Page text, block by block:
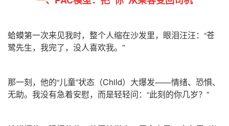
蛤蟆第一次来见我时，整个人缩在沙发里，眼泪汪汪：“苍
鹭先生，我完了，没人喜欢我。”
那一刻，他的“儿童”状态（Child）大爆发——情绪、恐惧、
无助。我没有急着安慰，而是轻轻问：“此刻的你几岁？”